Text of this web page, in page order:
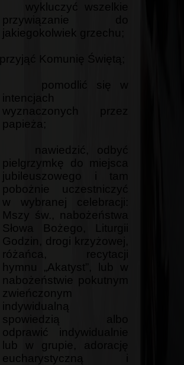
wykluczyć wszelkie
przywiązanie do
jakiegokolwiek grzechu;
przyjąć Komunię Świętą;
pomodlić się w
intencjach
wyznaczonych przez
papieża;
nawiedzić, odbyć
pielgrzymkę do miejsca
jubileuszowego i tam
pobożnie uczestniczyć
w wybranej celebracji:
Mszy św., nabożeństwa
Słowa Bożego, Liturgii
Godzin, drogi krzyżowej,
różańca, recytacji
hymnu „Akatyst”, lub w
nabożeństwie pokutnym
zwieńczonym
indywidualną
spowiedzią albo
odprawić indywidualnie
lub w grupie, adorację
eucharystyczną i